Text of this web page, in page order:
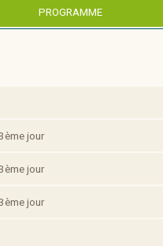
PROGRAMME
jour
jour
jour